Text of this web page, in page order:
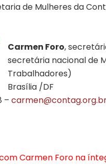
de Mulheres da
Carmen Foro,
secretária nacional de
Trabalhadores)
Brasília /DF
–
Carmen Foro na